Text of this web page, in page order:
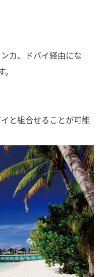
カ、ドバイ経由にな
と組合せることが可能